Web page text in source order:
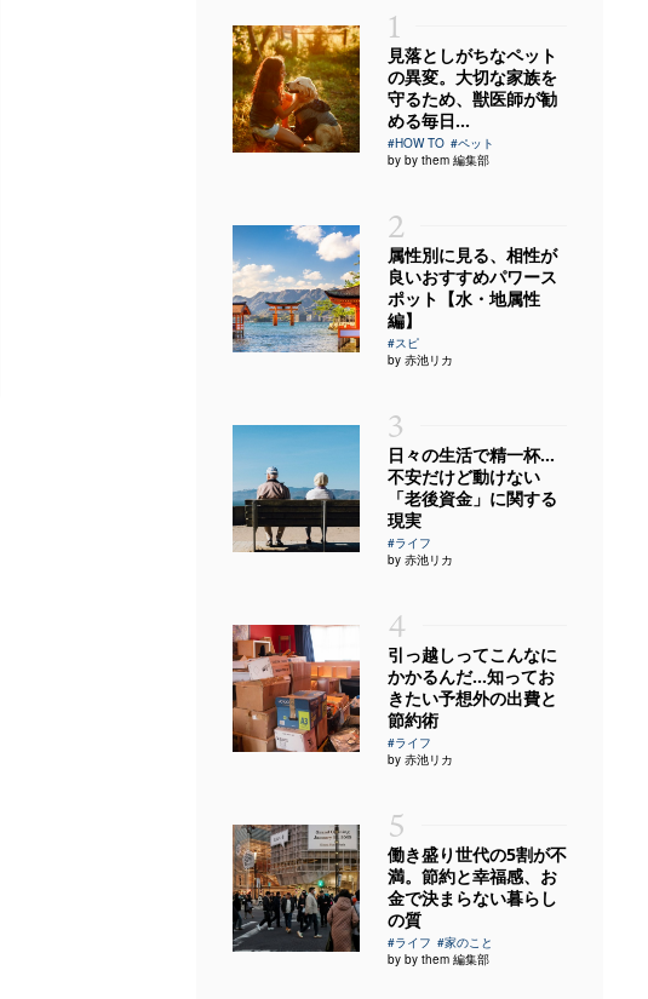
1
見落としがちなペット
の異変。大切な家族を
守るため、獣医師が勧
める毎日...
#HOW TO #ペット
by by them 編集部
2
属性別に見る、相性が
良いおすすめパワース
ポット【水・地属性
編】
#スピ
by 赤池リカ
3
日々の生活で精一杯…
不安だけど動けない
「老後資金」に関する
現実
#ライフ
by 赤池リカ
4
引っ越しってこんなに
かかるんだ…知ってお
きたい予想外の出費と
節約術
#ライフ
by 赤池リカ
5
働き盛り世代の5割が不
満。節約と幸福感、お
金で決まらない暮らし
の質
#ライフ #家のこと
by by them 編集部